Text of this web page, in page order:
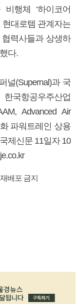
행체 ‘하이코어
현대로템 관계자는
력사들과 상생하
다.
널(Supernal)과 국
국항공우주산업
Advanced Air
파워트레인 상용
제신문 11일자 10
배포 금지